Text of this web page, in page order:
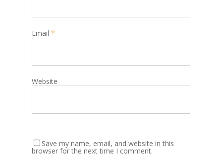
Email *
Website
Save my name, email, and website in this
browser for the next time I comment.